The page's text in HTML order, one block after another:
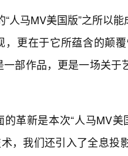
“人马MV美国版”之所以
，更在于它所蕴含的颠
一部作品，更是一场关
的革新是本次“人马MV
术，我们还引入了全息